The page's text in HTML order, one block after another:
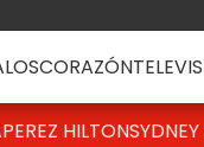
CORAZÓN
PEREZ HILTON